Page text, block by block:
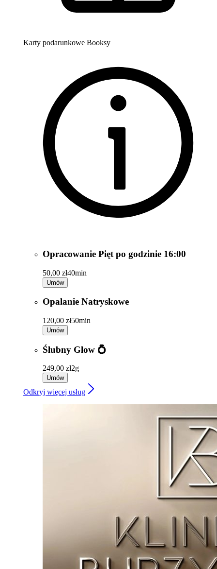
Karty podarunkowe Booksy
Opracowanie Pięt po godzinie 16:00
50,00 zł40min
Umów
Opalanie Natryskowe
120,00 zł50min
Umów
Ślubny Glow 💍
249,00 zł2g
Umów
Odkryj więcej usług